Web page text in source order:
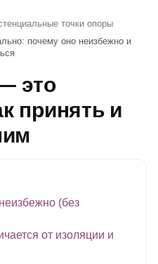
точки опоры
почему оно неизбежно и
это
принять и
(без
от изоляции и